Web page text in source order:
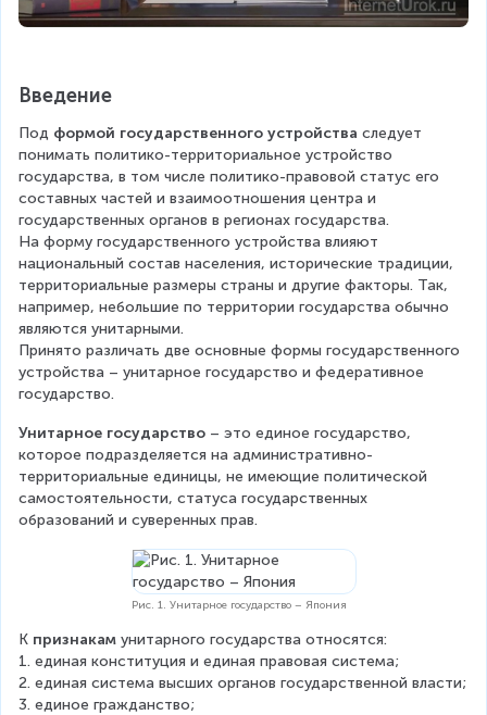
Введение
Под формой государственного устройства следует
понимать политико-территориальное устройство
государства, в том числе политико-правовой статус его
составных частей и взаимоотношения центра и
государственных органов в регионах государства.
На форму государственного устройства влияют
национальный состав населения, исторические традиции,
территориальные размеры страны и другие факторы. Так,
например, небольшие по территории государства обычно
являются унитарными.
Принято различать две основные формы государственного
устройства – унитарное государство и федеративное
государство.
Унитарное государство – это единое государство,
которое подразделяется на административно-
территориальные единицы, не имеющие политической
самостоятельности, статуса государственных
образований и суверенных прав.
Рис. 1. Унитарное государство – Япония
К признакам унитарного государства относятся:
1. единая конституция и единая правовая система;
2. единая система высших органов государственной власти;
3. единое гражданство;